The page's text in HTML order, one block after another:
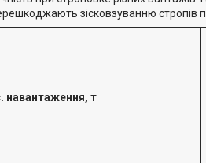
зісковзуванню стропів
навантаження, т